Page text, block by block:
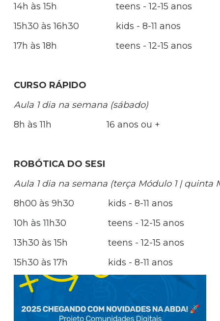
14h às 15h
teens - 12-15 anos
15h30 às 16h30
kids - 8-11 anos
17h às 18h
teens - 12-15 anos
CURSO RÁPIDO
Aula 1 dia na semana (sábado)
8h às 11h
16 anos ou +
ROBÓTICA DO SESI
Aula 1 dia na semana (terça Módulo 1 | quinta
8h00 às 9h30
kids - 8-11 anos
10h às 11h30
teens - 12-15 anos
13h30 às 15h
teens - 12-15 anos
15h30 às 17h
kids - 8-11 anos